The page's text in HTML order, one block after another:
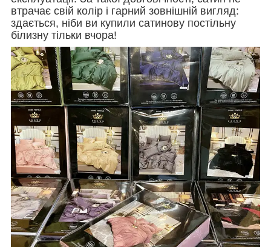
втрачає свій колір і гарний зовнішній вигляд:
здається, ніби ви купили сатинову постільну
білизну тільки вчора!